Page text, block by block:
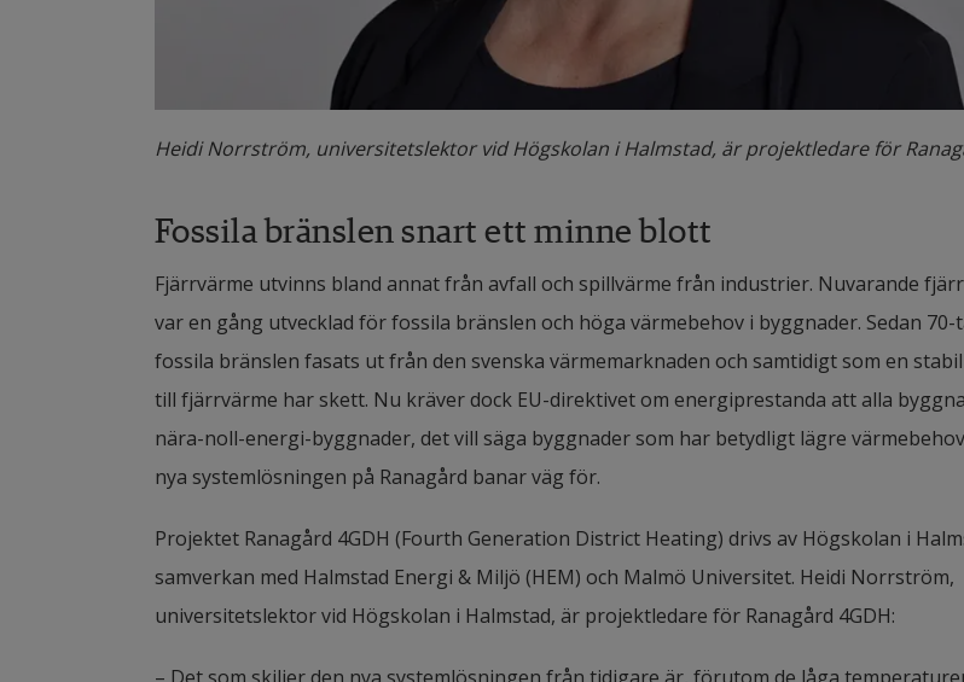
Heidi Norrström, universitetslektor vid Högskolan i Halmstad, är projektledare för
Fossila bränslen snart ett minne blott
Fjärrvärme utvinns bland annat från avfall och spillvärme från industrier. Nuvarande
var en gång utvecklad för fossila bränslen och höga värmebehov i byggnader. Sedan
fossila bränslen fasats ut från den svenska värmemarknaden och samtidigt som en
till fjärrvärme har skett. Nu kräver dock EU-direktivet om energiprestanda att alla
nära-noll-energi-byggnader, det vill säga byggnader som har betydligt lägre
nya systemlösningen på Ranagård banar väg för.
Projektet Ranagård 4GDH (Fourth Generation District Heating) drivs av Högskolan i
samverkan med Halmstad Energi & Miljö (HEM) och Malmö Universitet. Heidi Norrström,
universitetslektor vid Högskolan i Halmstad, är projektledare för Ranagård 4GDH: